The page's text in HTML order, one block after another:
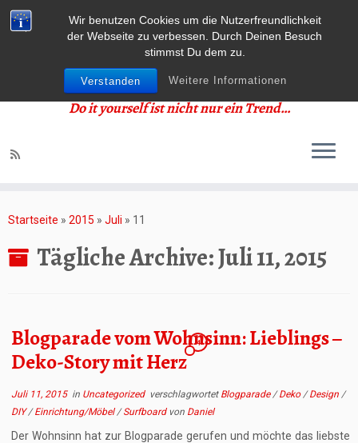
Wir benutzen Cookies um die Nutzerfreundlichkeit
der Webseite zu verbessen. Durch Deinen Besuch
stimmst Du dem zu.
Verstanden Weitere Informationen
Inhalt
Do it yourself ist nicht nur ein Trend…
Startseite » 2015 » Juli » 11
Tägliche Archive:Juli 11, 2015
Blogparade vom Wohnsinn: Lieblings –
Deko-Story mit Herz
4
Juli 11, 2015in Uncategorized verschlagwortet Blogparade/Deko/Design/
DIY/Einrichtung/Möbel/Surfboard von Daniel
Der Wohnsinn hat zur Blogparade gerufen und möchte das liebste